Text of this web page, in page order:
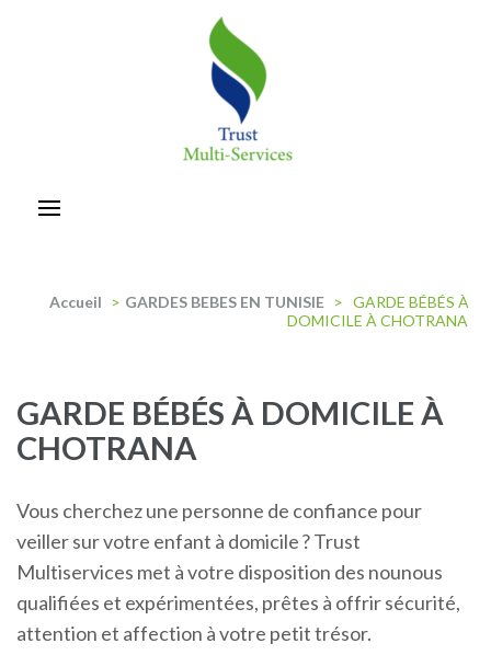
Accueil > GARDES BEBES EN TUNISIE > GARDE BÉBÉS À
DOMICILE À CHOTRANA
GARDE BÉBÉS À DOMICILE À
CHOTRANA
Vous cherchez une personne de confiance pour
veiller sur votre enfant à domicile ? Trust
Multiservices met à votre disposition des nounous
qualifiées et expérimentées, prêtes à offrir sécurité,
attention et affection à votre petit trésor.